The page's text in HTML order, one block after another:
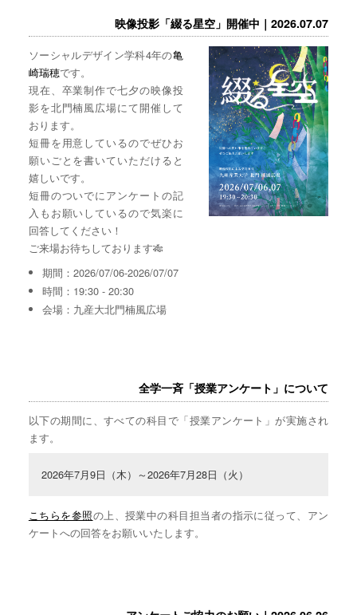
映像投影「綴る星空」開催中｜2026.07.07
ソーシャルデザイン学科4年の亀
崎瑞穂です。
現在、卒業制作で七夕の映像投
影を北門楠風広場にて開催して
おります。
短冊を用意しているのでぜひお
願いごとを書いていただけると
嬉しいです。
短冊のついでにアンケートの記
入もお願いしているので気楽に
回答してください！
ご来場お待ちしております🎋
期間：2026/07/06-2026/07/07
時間：19:30 - 20:30
会場：九産大北門楠風広場
全学一斉「授業アンケート」について
以下の期間に、すべての科目で「授業アンケート」が実施され
ます。
2026年7月9日（木）～2026年7月28日（火）
こちらを参照の上、授業中の科目担当者の指示に従って、アン
ケートへの回答をお願いいたします。